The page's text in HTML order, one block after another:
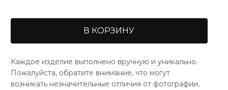
В КОРЗИНУ
Каждое изделие выполнено вручную и уникально.
Пожалуйста, обратите внимание, что могут
возникать незначительные отличия от фотографии,